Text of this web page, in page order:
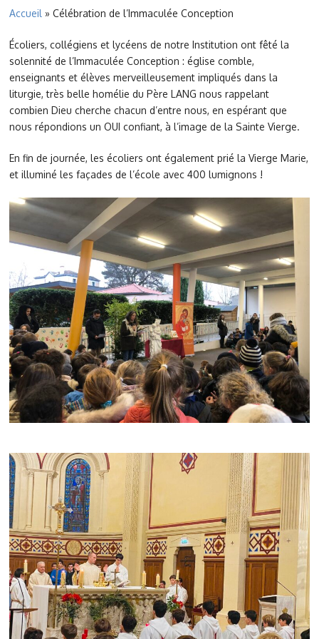
Accueil »Célébration de l’Immaculée Conception
Écoliers, collégiens et lycéens de notre Institution ont fêté la
solennité de l’Immaculée Conception : église comble,
enseignants et élèves merveilleusement impliqués dans la
liturgie, très belle homélie du Père LANG nous rappelant
combien Dieu cherche chacun d’entre nous, en espérant que
nous répondions un OUI confiant, à l’image de la Sainte Vierge.
En fin de journée, les écoliers ont également prié la Vierge Marie,
et illuminé les façades de l’école avec 400 lumignons !